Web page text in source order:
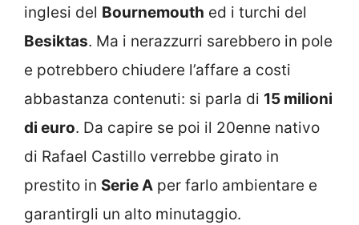
inglesi del Bournemouth ed i turchi del
Besiktas. Ma i nerazzurri sarebbero in pole
e potrebbero chiudere l’affare a costi
abbastanza contenuti: si parla di 15 milioni
di euro. Da capire se poi il 20enne nativo
di Rafael Castillo verrebbe girato in
prestito in Serie A per farlo ambientare e
garantirgli un alto minutaggio.